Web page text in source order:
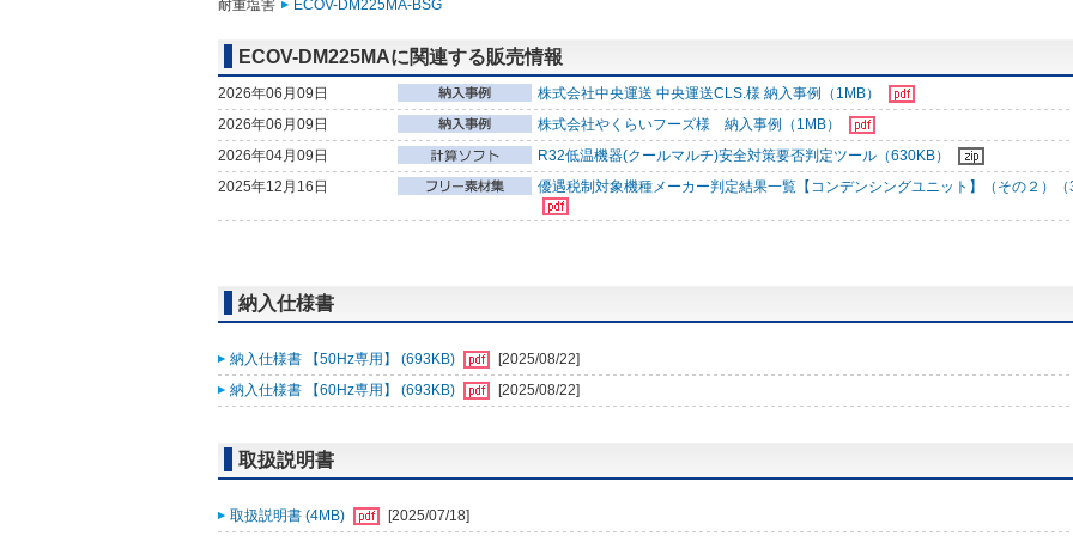
耐重塩害
ECOV-DM225MA-BSG
ECOV-DM225MAに関連する販売情報
2026年06月09日
株式会社中央運送 中央運送CLS.様 納入事例（1MB）
2026年06月09日
株式会社やくらいフーズ様 納入事例（1MB）
2026年04月09日
R32低温機器(クールマルチ)安全対策要否判定ツール（630KB）
2025年12月16日
優遇税制対象機種メーカー判定結果一覧【コンデンシングユニット】（その２）（
納入仕様書
納入仕様書 【50Hz専用】 (693KB)
[2025/08/22]
納入仕様書 【60Hz専用】 (693KB)
[2025/08/22]
取扱説明書
取扱説明書 (4MB) [2025/07/18]